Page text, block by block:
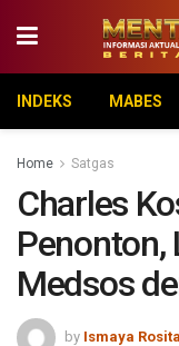
INDEKS MABES
Home Satgas
Charles
Penonton,
Medsos
by Ismaya Rosita